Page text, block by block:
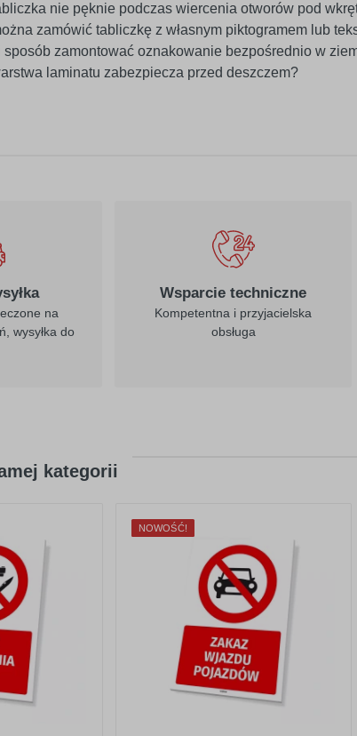
nie pęknie podczas wiercenia otworów pod
zamówić tabliczkę z własnym piktogramem lub
sposób zamontować oznakowanie bezpośrednio w
laminatu zabezpiecza przed deszczem?
na
wysyłka do
Wsparcie techniczne
Kompetentna i przyjacielska
obsługa
kategorii
NOWOŚĆ!